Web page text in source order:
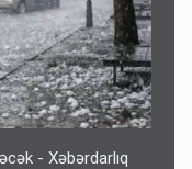
- Xəbərdarlıq